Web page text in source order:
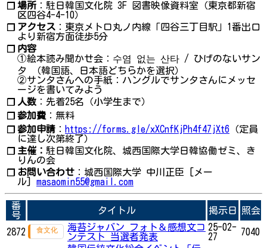
❐ 場所 ：駐日韓国文化院 3F 図書映像資料室（東京都新宿
区四谷4-4-10）
❐ アクセス ：東京メトロ丸ノ内線「四谷三丁目駅」1番出口
より新宿方面徒歩5分
❐ 内容
①絵本読み聞かせ会：수염 없는 산타 / ひげのないサン
タ （韓国語、日本語どちらかを選択）
②サンタさんへの手紙：ハングルでサンタさんにメッセ
ージを書いてみよう
❐ 人数 ：先着25名（小学生まで）
❐ 参加費 ：無料
❐ 参加申請 ： https://forms.gle/xXCnfKjPh4f47jXt6 （定員
に達し次第終了）
❐ 主催： 駐日韓国文化院、城西国際大学日韓協働ゼミ、き
りんの会
❐ お問い合わせ ：城西国際大学 中川正臣 [メー
ル] masaomin55@gmail.com
番
号
タイトル 掲示日 照会
2872
海苔ジャバン フォト＆感想文コ
ンテスト 当選者発表
25-02-
27
7040